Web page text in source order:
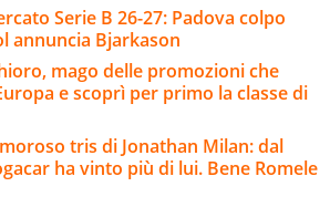
Serie B 26-27: Padova colpo
annuncia Bjarkason
mago delle promozioni che
e scoprì per primo la classe di
tris di Jonathan Milan: dal
ha vinto più di lui. Bene Romele